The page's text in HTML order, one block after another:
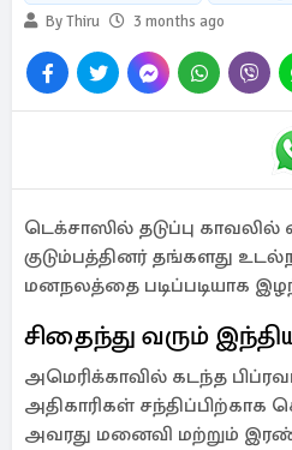
By Thiru
3 months ago
டெக்சாஸில் தடுப்பு
குடும்பத்தினர் தங்களது
மனநலத்தை படிப்படியாக
சிதைந்து வரும்
அமெரிக்காவில் கடந்த
அதிகாரிகள்
அவரது மனைவி மற்றும்